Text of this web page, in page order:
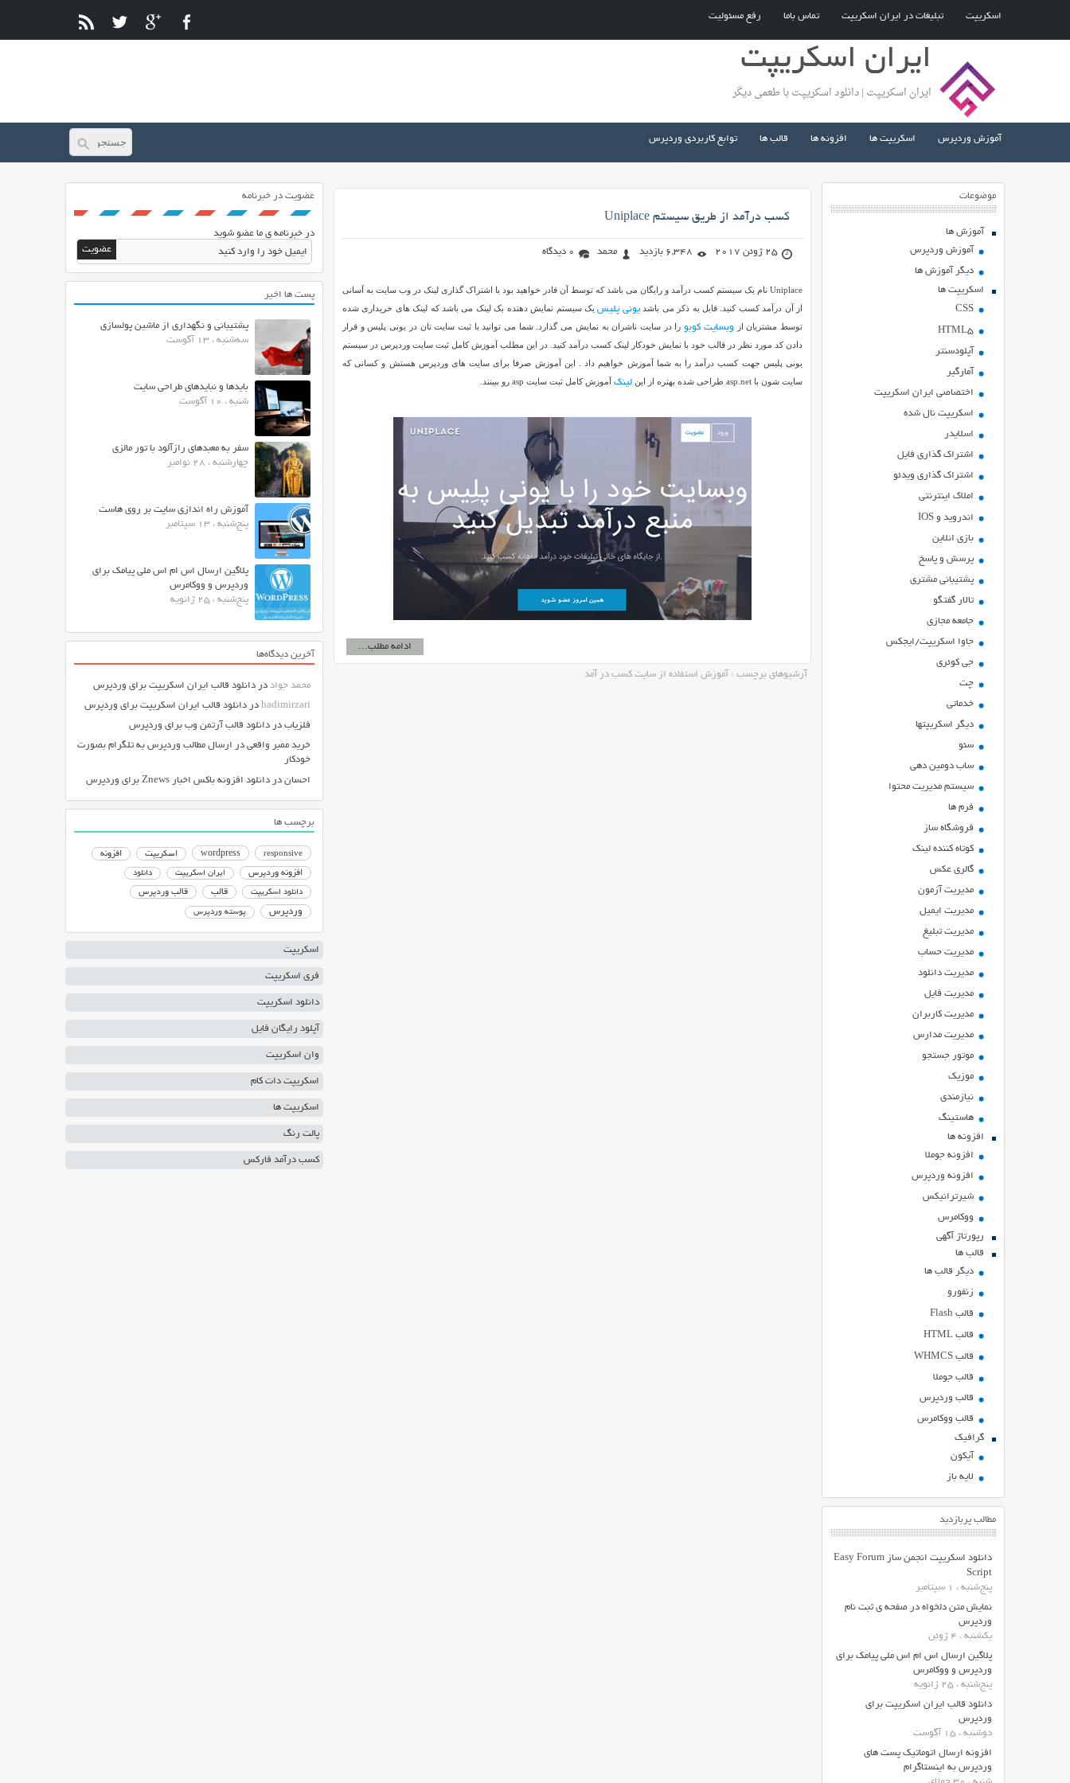
اسکریپت تبلیغات در ایران اسکریپت تماس باما رفع مسئولیت
ایران اسکریپت
ایران اسکریپت | دانلود اسکریپت با طعمی دیگر
آموزش وردپرس اسکریپت ها افزونه ها قالب ها توابع کاربردی وردپرس
موضوعات
آموزش ها
آموزش وردپرس
دیگر آموزش ها
اسکریپت ها
CSS
HTML5
آپلودسنتر
آمارگیر
اختصاصی ایران اسکریپت
اسکریپت نال شده
اسلایدر
اشتراك گذاري فايل
اشتراک گذاری ویدئو
املاک اینترنتی
اندروید و IOS
بازي انلاين
پرسش و پاسخ
پشتیبانی مشتری
تالار گفتگو
جامعه مجازی
جاوا اسکریپت/ایجکس
جی کوئری
چت
خدماتی
ديگر اسكريپتها
سئو
ساب دومین دهی
سیستم مدیریت محتوا
فرم ها
فروشگاه ساز
کوتاه کننده لینک
گالری عکس
مدیریت آزمون
مدیریت ایمیل
مدیریت تبلیغ
مدیریت حساب
مدیریت دانلود
مدیریت فایل
مدیریت کاربران
مدیریت مدارس
موتور جستجو
موزیک
نیازمندی
هاستينگ
افزونه ها
افزونه جوملا
افزونه وردپرس
شیرترانیکس
ووکامرس
رپورتاژ آگهی
قالب ها
دیگر قالب ها
زنفورو
قالب Flash
قالب HTML
قالب WHMCS
قالب جوملا
قالب وردپرس
قالب ووکامرس
گرافیک
آیکون
لایه باز
مطالب پربازدید
دانلود اسکریپت انجمن ساز Easy Forum
Script
پنج‌شنبه ، 1 سپتامبر
نمایش متن دلخواه در صفحه ی ثبت نام
وردپرس
یکشنبه ، 4 ژوئن
پلاگین ارسال اس ام اس ملی پیامک برای
وردپرس و ووکامرس
پنج‌شنبه ، 25 ژانویه
دانلود قالب ایران اسکریپت برای
وردپرس
دوشنبه ، 15 آگوست
افزونه ارسال اتوماتیک پست های
وردپرس به اینستاگرام
کسب درآمد از طریق سیستم Uniplace
25 ژوئن 2017 6,348 بازدید محمد 0 دیدگاه
Uniplace نام یک سیستم کسب درآمد و رایگان می باشد که توسط آن قادر خواهید بود با اشتراک گذاری لینک در وب سایت به آسانی
از آن درآمد کسب کنید. قابل به ذکر می باشدیونی پلیسیک سیستم نمایش دهنده بک لینک می باشد که لینک های خریداری شده
توسط مشتریان از وبسایت کوبو را در سایت ناشران به نمایش می گذارد. شما می توانید با ثبت سایت تان در یونی پلیس و قرار
دادن کد مورد نظر در قالب خود با نمایش خودکار لینک کسب درآمد کنید. در این مطلب آموزش کامل ثبت سایت وردپرس در سیستم
یونی پلیس جهت کسب درآمد را به شما آموزش خواهیم داد . این آموزش صرفا برای سایت های وردپرس هستش و کسانی که
سایت شون با asp.net طراحی شده بهتره از این
لینک آموزش کامل ثبت سایت asp رو ببینند.
ادامه مطلب...
آرشیوهای برچسب : آموزش استفاده از سایت کسب در آمد
عضویت در خبرنامه
در خبرنامه ی ما عضو شوید
پست ها اخیر
پشتیبانی و نگهداری از ماشین پولسازی
سه‌شنبه ، 13 آگوست
بایدها و نبایدهای طراحی سایت
شنبه ، 10 آگوست
سفر به معبدهای رازآلود با تور مالزی
چهارشنبه ، 28 نوامبر
آموزش راه اندازی سایت بر روی هاست
پنج‌شنبه ، 13 سپتامبر
پلاگین ارسال اس ام اس ملی پیامک برای
وردپرس و ووکامرس
پنج‌شنبه ، 25 ژانویه
آخرین دیدگاه‌ها
محمد جواد در دانلود قالب ایران اسکریپت برای وردپرس
hadimirzari در دانلود قالب ایران اسکریپت برای وردپرس
فلزیاب در دانلود قالب آرتمن وب برای وردپرس
خرید ممبر واقعی در ارسال مطالب وردپرس به تلگرام بصورت
خودکار
احسان در دانلود افزونه باکس اخبار Znews برای وردپرس
برچسب ها
responsive
wordpress اسکریپت
افزونه
افزونه وردپرس
ایران اسکریپت دانلود
دانلود اسکریپت قالب قالب وردپرس
وردپرس پوسته وردپرس
اسکریپت
فری اسکریپت
دانلود اسکریپت
آپلود رایگان فایل
وان اسکریپت
اسکریپت دات کام
اسکریپت ها
پالت رنگ
کسب درآمد فارکس